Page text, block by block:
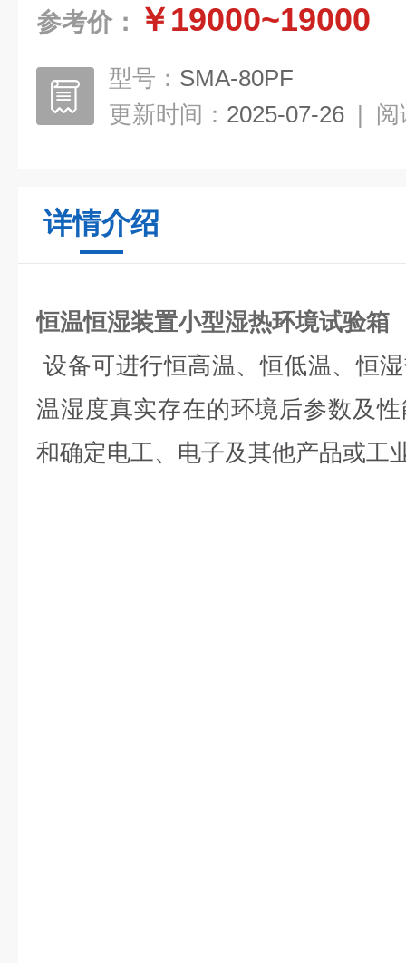
参考价： ￥19000~19000
型号： SMA-80PF
更新时间： 2025-07-26 | 阅
详情介绍
恒温恒湿装置小型湿热环境试验箱
设备可进行恒高温、恒低温、恒
温湿度真实存在的环境后参数及
和确定电工、电子及其他产品或工